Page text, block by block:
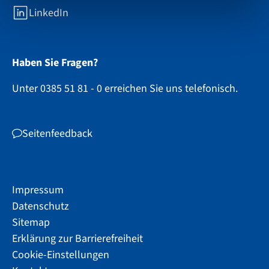
LinkedIn
Haben Sie Fragen?
Unter 0385 51 81 - 0 erreichen Sie uns telefonisch.
Seitenfeedback
Impressum
Datenschutz
Sitemap
Erklärung zur Barrierefreiheit
Cookie-Einstellungen